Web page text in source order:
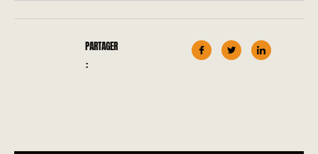
PARTAGER
: